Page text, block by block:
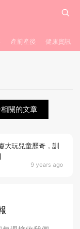
產前產後 健康資訊
關的文章
9 years ago
大玩兒童歷奇，訓